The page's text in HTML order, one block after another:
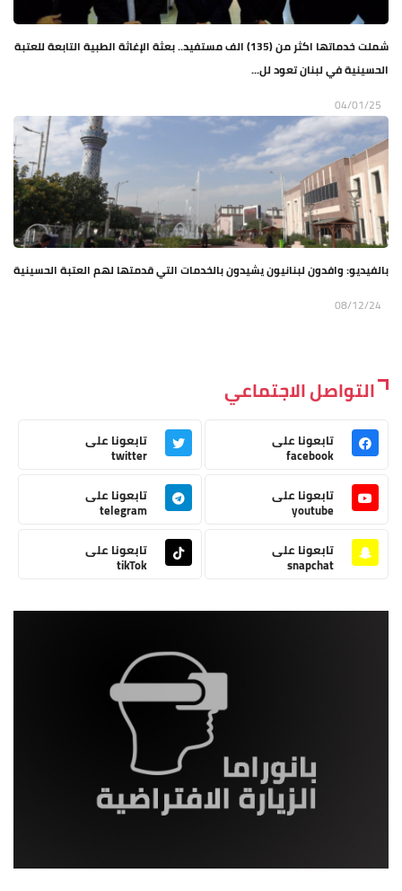
شملت خدماتها اكثر من (135) الف مستفيد.. بعثة الإغاثة الطبية التابعة للعتبة
الحسينية في لبنان تعود لل...
04/01/25
بالفيديو: وافدون لبنانيون يشيدون بالخدمات التي قدمتها لهم العتبة الحسينية
08/12/24
التواصل الاجتماعي
تابعونا على
facebook
تابعونا على
twitter
تابعونا على
youtube
تابعونا على
telegram
تابعونا على
snapchat
تابعونا على
tikTok